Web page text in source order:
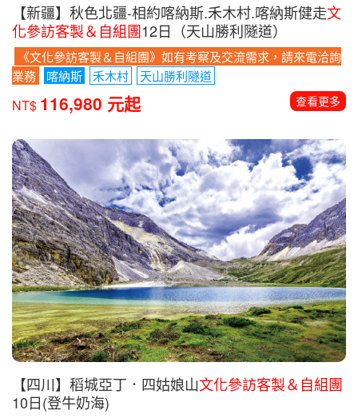
【新疆】秋色北疆-相約喀納斯.禾木村.喀納斯健走文
化參訪客製＆自組團12日（天山勝利隧道）
《文化參訪客製＆自組團》如有考察及交流需求，請來電洽詢
業務
喀納斯 禾木村 天山勝利隧道
NT$ 116,980 元起 查看更多
【四川】稻城亞丁．四姑娘山文化參訪客製＆自組團
10日(登牛奶海)